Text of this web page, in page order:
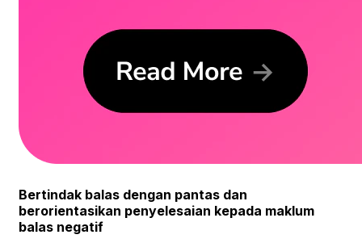
Bertindak balas dengan pantas dan
berorientasikan penyelesaian kepada maklum
balas negatif